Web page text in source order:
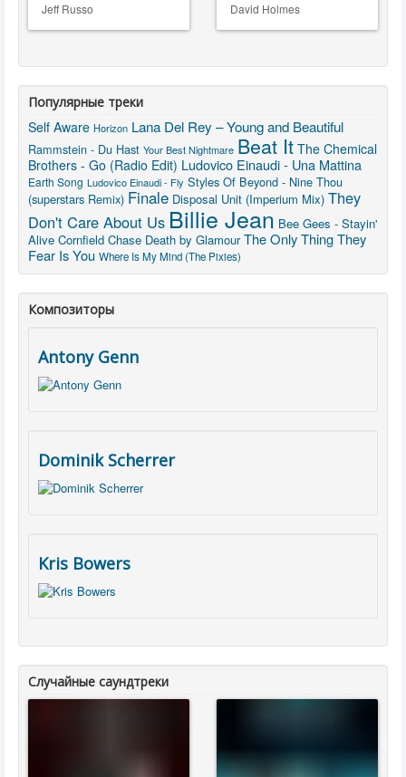
Jeff Russo David Holmes
Популярные треки
Self Aware Horizon Lana Del Rey – Young and Beautiful
Rammstein - Du Hast Your Best Nightmare Beat It The Chemical
Brothers - Go (Radio Edit) Ludovico Einaudi - Una Mattina
Earth Song Ludovico Einaudi - Fly Styles Of Beyond - Nine Thou
(superstars Remix) Finale Disposal Unit (Imperium Mix) They
Don't Care About Us Billie Jean Bee Gees - Stayin'
Alive Cornfield Chase Death by Glamour The Only Thing They
Fear Is You Where Is My Mind (The Pixies)
Композиторы
Antony Genn
Dominik Scherrer
Kris Bowers
Случайные саундтреки